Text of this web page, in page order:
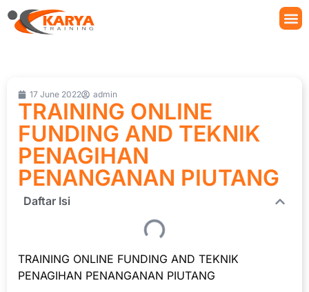
17 June 2022 admin
TRAINING ONLINE
FUNDING AND TEKNIK
PENAGIHAN
PENANGANAN PIUTANG
Daftar Isi
TRAINING ONLINE FUNDING AND TEKNIK
PENAGIHAN PENANGANAN PIUTANG